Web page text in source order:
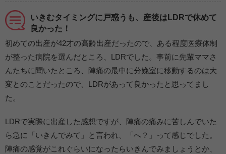
いきむタイミングに戸惑うも、産後はLDRで休めて
良かった！
初めての出産が42才の高齢出産だったので、ある程度医療体制
が整った病院を選んだところ、LDRでした。事前に先輩ママさ
んたちに聞いたところ、陣痛の最中に分娩室に移動するのは大
変とのことだったので、LDRがあって良かったと思ってまし
た。
LDRで実際に出産した感想ですが、陣痛の痛みに苦しんでいた
ら急に「いきんでみて」と言われ、「へ？」って感じでした。
陣痛の感覚がこれぐらいになったらいきんでみましょうとか、